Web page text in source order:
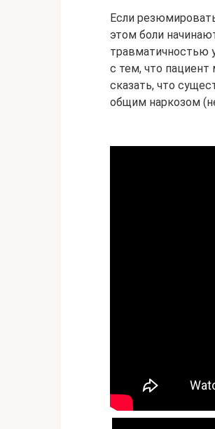
Если
этом боли
травматичностью
с тем, что
сказать, что
общим наркозом